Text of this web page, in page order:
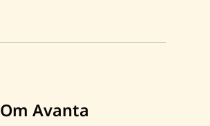
Om Avanta